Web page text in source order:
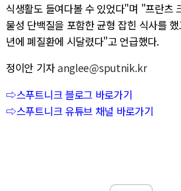
식생활도 들여다볼 수 있었다"며 "프란츠
물성 단백질을 포함한 균형 잡힌 식사를
년에 폐질환에 시달렸다"고 언급했다.
정이안 기자 anglee@sputnik.kr
⇨스푸트니크 블로그 바로가기
⇨스푸트니크 유튜브 채널 바로가기